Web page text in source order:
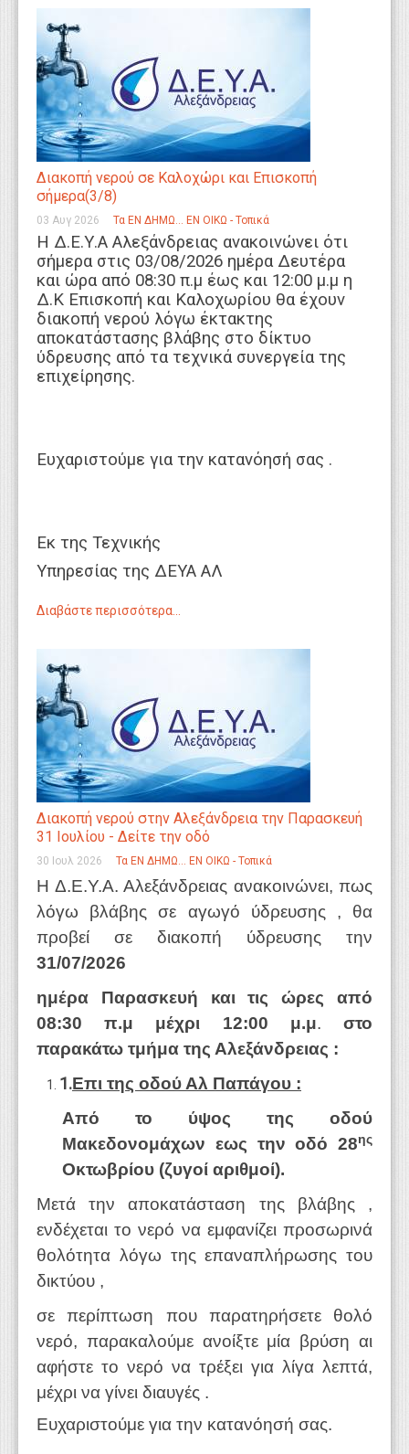
Διακοπή νερού σε Καλοχώρι και Επισκοπή
σήμερα(3/8)
03 Αυγ 2026 Τα ΕΝ ΔΗΜΩ... ΕΝ ΟΙΚΩ - Τοπικά
Η Δ.Ε.Υ.Α Αλεξάνδρειας ανακοινώνει ότι
σήμερα στις 03/08/2026 ημέρα Δευτέρα
και ώρα από 08:30 π.μ έως και 12:00 μ.μ η
Δ.Κ Επισκοπή και Καλοχωρίου θα έχουν
διακοπή νερού λόγω έκτακτης
αποκατάστασης βλάβης στο δίκτυο
ύδρευσης από τα τεχνικά συνεργεία της
επιχείρησης.
Ευχαριστούμε για την κατανόησή σας .
Εκ της Τεχνικής
Υπηρεσίας της ΔΕΥΑ ΑΛ
Διαβάστε περισσότερα...
Διακοπή νερού στην Αλεξάνδρεια την Παρασκευή
31 Ιουλίου - Δείτε την οδό
30 Ιουλ 2026 Τα ΕΝ ΔΗΜΩ... ΕΝ ΟΙΚΩ - Τοπικά
Η Δ.Ε.Υ.Α. Αλεξάνδρειας ανακοινώνει, πως
λόγω βλάβης σε αγωγό ύδρευσης , θα
προβεί σε διακοπή ύδρευσης την
31/07/2026
ημέρα Παρασκευή και τις ώρες από
08:30 π.μ μέχρι 12:00 μ.μ.στο
παρακάτω τμήμα της Αλεξάνδρειας :
1.Επι της οδού Αλ Παπάγου :
Από το ύψος της οδού
Μακεδονομάχων εως την οδό 28ης
Οκτωβρίου (ζυγοί αριθμοί).
Μετά την αποκατάσταση της βλάβης ,
ενδέχεται το νερό να εμφανίζει προσωρινά
θολότητα λόγω της επαναπλήρωσης του
δικτύου ,
σε περίπτωση που παρατηρήσετε θολό
νερό, παρακαλούμε ανοίξτε μία βρύση αι
αφήστε το νερό να τρέξει για λίγα λεπτά,
μέχρι να γίνει διαυγές .
Ευχαριστούμε για την κατανόησή σας.